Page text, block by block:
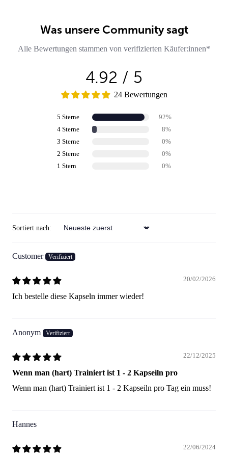
Was unsere Community sagt
Alle Bewertungen stammen von verifizierten Käufer:innen*
4.92 / 5
24 Bewertungen
5 Sterne
92%
4 Sterne
8%
3 Sterne
0%
2 Sterne
0%
1 Stern
0%
Sortiert nach: Sort by
Customer
20/02/2026
Ich bestelle diese Kapseln immer wieder!
Anonym
22/12/2025
Wenn man (hart) Trainiert ist 1 - 2 Kapseiln pro
Wenn man (hart) Trainiert ist 1 - 2 Kapseiln pro Tag ein muss!
Hannes
22/06/2024